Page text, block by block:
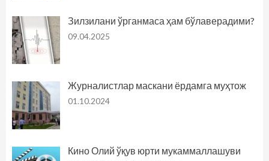
Зилзилани ўрганмаса ҳам бўлаверадими?
09.04.2025
Журналистлар маскани ёрдамга муҳтож
01.10.2024
Кино Олий ўқув юрти мукаммаллашуви